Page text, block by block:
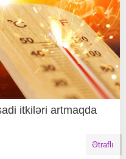
itkiləri artmaqda
Ətraflı